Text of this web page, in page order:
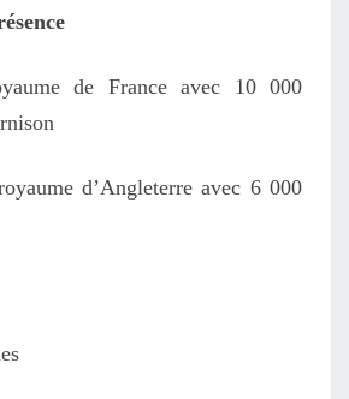
de France avec 10 000
d’Angleterre avec 6 000